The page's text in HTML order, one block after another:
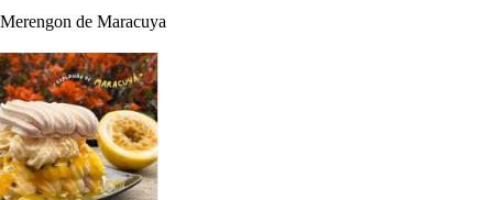
Merengon de Maracuya